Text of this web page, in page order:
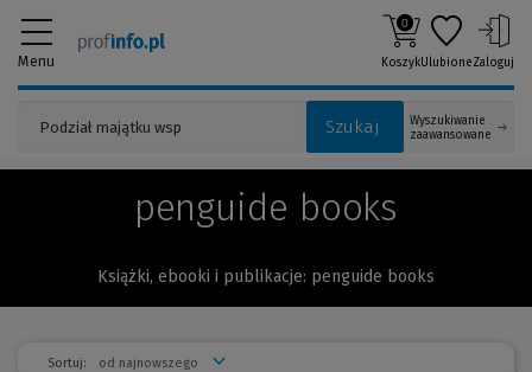
Menu
Szukaj
Wyszukiwanie
zaawansowane
0
KoszykUlubioneZaloguj
penguide books
Książki, ebooki i publikacje: penguide books
Sortuj: